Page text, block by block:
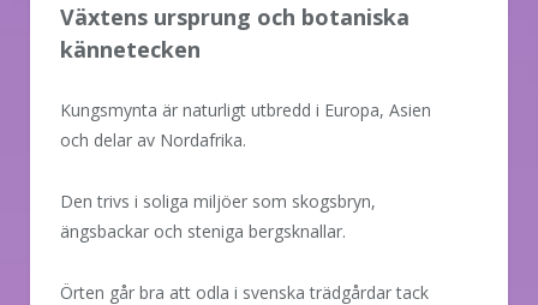
Växtens ursprung och botaniska
kännetecken
Kungsmynta är naturligt utbredd i Europa, Asien
och delar av Nordafrika.
Den trivs i soliga miljöer som skogsbryn,
ängsbackar och steniga bergsknallar.
Örten går bra att odla i svenska trädgårdar tack